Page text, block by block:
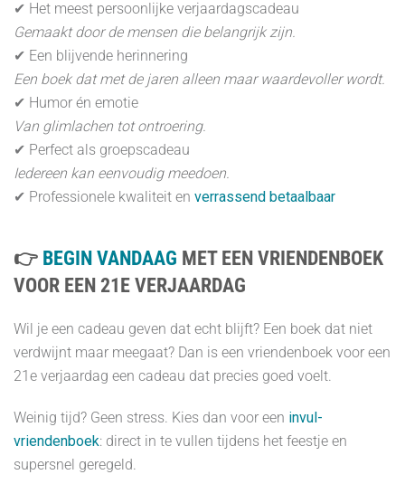
✔ Het meest persoonlijke verjaardagscadeau
Gemaakt door de mensen die belangrijk zijn.
✔ Een blijvende herinnering
Een boek dat met de jaren alleen maar waardevoller wordt.
✔ Humor én emotie
Van glimlachen tot ontroering.
✔ Perfect als groepscadeau
Iedereen kan eenvoudig meedoen.
✔ Professionele kwaliteit en verrassend betaalbaar
👉 BEGIN VANDAAG MET EEN VRIENDENBOEK
VOOR EEN 21E VERJAARDAG
Wil je een cadeau geven dat echt blijft? Een boek dat niet
verdwijnt maar meegaat? Dan is een vriendenboek voor een
21e verjaardag een cadeau dat precies goed voelt.
Weinig tijd? Geen stress. Kies dan voor een invul-
vriendenboek: direct in te vullen tijdens het feestje en
supersnel geregeld.